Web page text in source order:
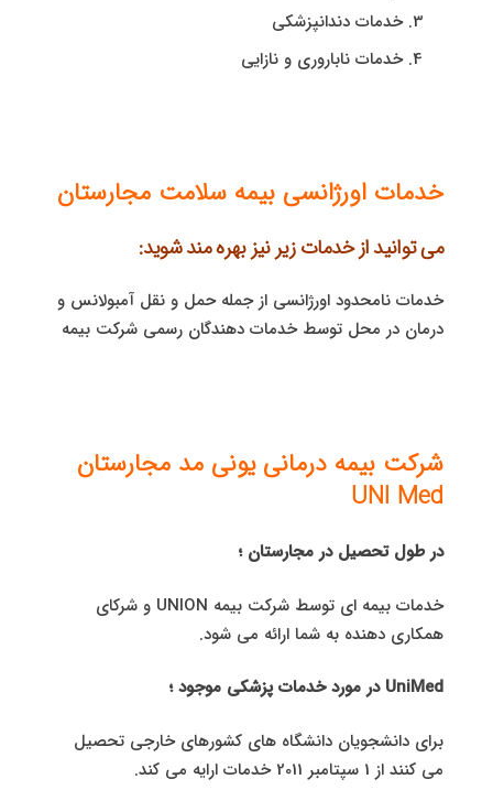
خدمات دندانپزشکی
خدمات ناباروری و نازایی
خدمات اورژانسی بیمه سلامت مجارستان
می توانید از خدمات زیر نیز بهره مند شوید:
خدمات نامحدود اورژانسی از جمله حمل و نقل آمبولانس و
درمان در محل توسط خدمات دهندگان رسمی شرکت بیمه
شرکت بیمه درمانی یونی مد مجارستان
UNI Med
در طول تحصیل در مجارستان ؛
خدمات بیمه ای توسط شرکت بیمه UNION و شرکای
همکاری دهنده به شما ارائه می شود.
UniMed در مورد خدمات پزشکی موجود ؛
برای دانشجویان دانشگاه های کشورهای خارجی تحصیل
می کنند از 1 سپتامبر 2011 خدمات ارایه می کند.